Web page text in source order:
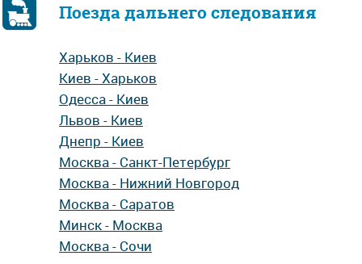
Поезда дальнего следования
Харьков - Киев
Киев - Харьков
Одесса - Киев
Львов - Киев
Днепр - Киев
Москва - Санкт-Петербург
Москва - Нижний Новгород
Москва - Саратов
Минск - Москва
Москва - Сочи